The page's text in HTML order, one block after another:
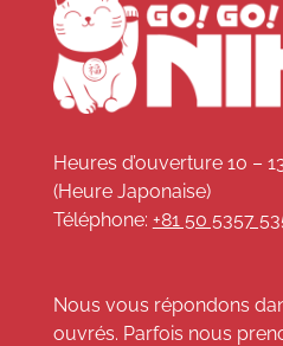
Heures d’ouverture 10 –
(Heure Japonaise)
Téléphone: +81 50 5357
Nous vous répondons
ouvrés. Parfois nous